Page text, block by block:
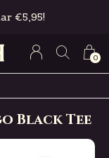
0
€5,95!
Black Tee